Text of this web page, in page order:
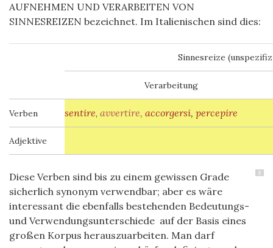
AUFNEHMEN UND VERARBEITEN VON
SINNESREIZEN bezeichnet. Im Italienischen sind dies:
Sinnesreize
Verarbeitung
Verben sentire, avvertire, accorgersi, percepire
Adjektive
8
Diese Verben sind bis zu einem gewissen Grade
sicherlich synonym verwendbar; aber es wäre
interessant die ebenfalls bestehenden Bedeutungs-
und Verwendungsunterschiede auf der Basis eines
großen Korpus herauszuarbeiten. Man darf